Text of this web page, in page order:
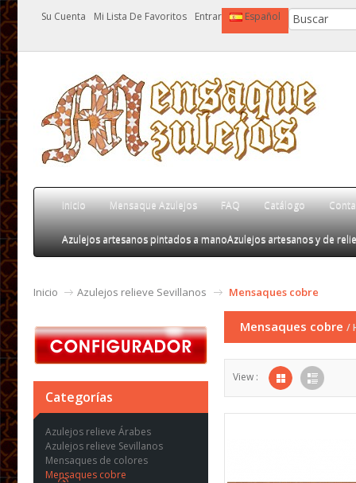
Su Cuenta Mi Lista De Favoritos Entrar Español
Inicio Mensaque Azulejos FAQ Catálogo
Azulejos artesanos pintados a manoAzulejos artesanos y de
Inicio Azulejos relieve Sevillanos Mensaques cobre
Categorías
Azulejos relieve Árabes
Azulejos relieve Sevillanos
Mensaques de colores
Mensaques cobre
Mensaques cobre /
View :